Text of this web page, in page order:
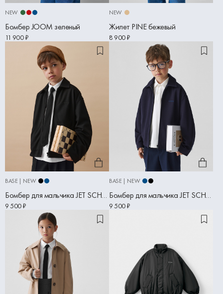
NEW
Бомбер JOOM зеленый
11 900 ₽
NEW
Жилет PINE бежевый
8 900 ₽
BASE | NEW
Бомбер для мальчика JET SCHOOL черный
9 500 ₽
BASE | NEW
Бомбер для мальчика JET SCHOOL синий
9 500 ₽